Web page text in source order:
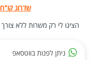
שדרוג קו"ח
הציגו לי רק משרות ללא צורך
ניתן לפנות בווטסאפ